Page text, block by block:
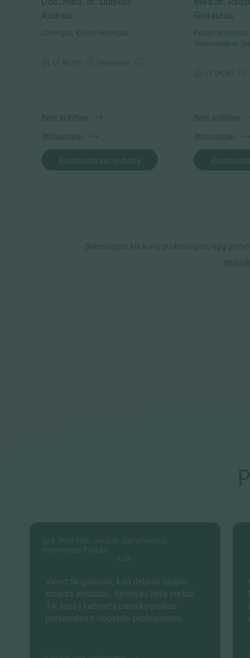
Audrius
Chirurgas, Koloproktologas
LT, RU, EN Darbo laikas
Apie gydytoją
Atsiliepimai
Registruotis pas gydytoją
Gintautas
Abdominalinis
LT, EN, RU
Apie gydytoją
Atsiliepimai
Sėkmingam kai kurių proktologinių ligų
L.G.
Vieno tik gailiuosi, kad delsiau bijojau
kreiptis anksčiau. Kentėjau kelis metus.
Tik įėjus į kabineta pasitiko puikus
personalas ir nuostabi profesoriaus,